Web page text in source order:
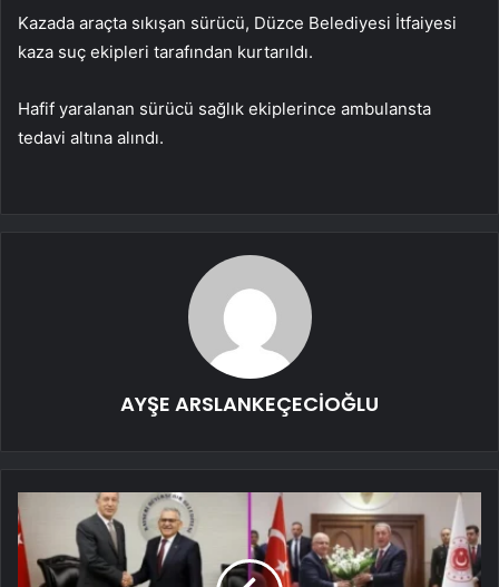
Kazada araçta sıkışan sürücü, Düzce Belediyesi İtfaiyesi
kaza suç ekipleri tarafından kurtarıldı.
Hafif yaralanan sürücü sağlık ekiplerince ambulansta
tedavi altına alındı.
AYŞE ARSLANKEÇECİOĞLU